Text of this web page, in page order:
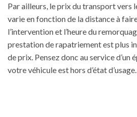
Par ailleurs, le prix dutransportvers
varie en fonction de la distance à
l’intervention et l’heure du
prestation de rapatriement est plus
de prix. Pensez donc au service d’un
votre véhicule est hors d’état d’usage.